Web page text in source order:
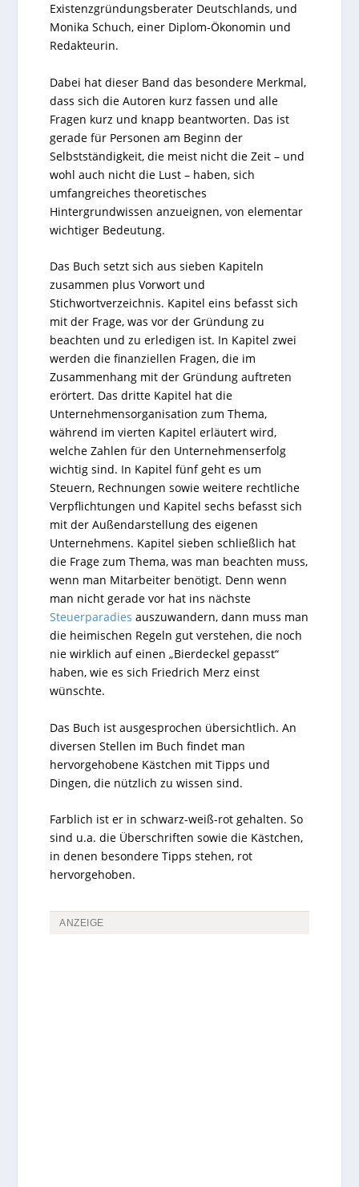
Existenzgründungsberater Deutschlands, und
Monika Schuch, einer Diplom-Ökonomin und
Redakteurin.
Dabei hat dieser Band das besondere Merkmal,
dass sich die Autoren kurz fassen und alle
Fragen kurz und knapp beantworten. Das ist
gerade für Personen am Beginn der
Selbstständigkeit, die meist nicht die Zeit – und
wohl auch nicht die Lust – haben, sich
umfangreiches theoretisches
Hintergrundwissen anzueignen, von elementar
wichtiger Bedeutung.
Das Buch setzt sich aus sieben Kapiteln
zusammen plus Vorwort und
Stichwortverzeichnis. Kapitel eins befasst sich
mit der Frage, was vor der Gründung zu
beachten und zu erledigen ist. In Kapitel zwei
werden die finanziellen Fragen, die im
Zusammenhang mit der Gründung auftreten
erörtert. Das dritte Kapitel hat die
Unternehmensorganisation zum Thema,
während im vierten Kapitel erläutert wird,
welche Zahlen für den Unternehmenserfolg
wichtig sind. In Kapitel fünf geht es um
Steuern, Rechnungen sowie weitere rechtliche
Verpflichtungen und Kapitel sechs befasst sich
mit der Außendarstellung des eigenen
Unternehmens. Kapitel sieben schließlich hat
die Frage zum Thema, was man beachten muss,
wenn man Mitarbeiter benötigt. Denn wenn
man nicht gerade vor hat ins nächste
Steuerparadiesauszuwandern, dann muss man
die heimischen Regeln gut verstehen, die noch
nie wirklich auf einen „Bierdeckel gepasst“
haben, wie es sich Friedrich Merz einst
wünschte.
Das Buch ist ausgesprochen übersichtlich. An
diversen Stellen im Buch findet man
hervorgehobene Kästchen mit Tipps und
Dingen, die nützlich zu wissen sind.
Farblich ist er in schwarz-weiß-rot gehalten. So
sind u.a. die Überschriften sowie die Kästchen,
in denen besondere Tipps stehen, rot
hervorgehoben.
ANZEIGE